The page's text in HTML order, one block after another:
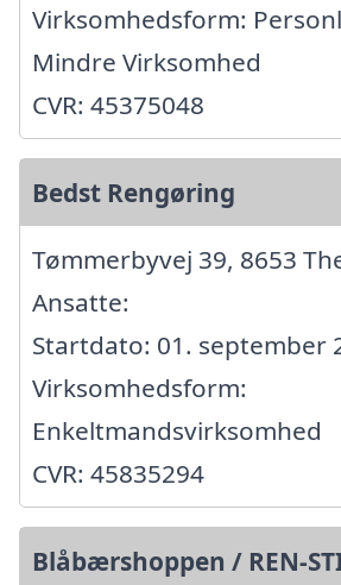
Virksomhedsform:
Mindre Virksomhed
CVR: 45375048
Bedst Rengøring
Tømmerbyvej 39, 8653
Ansatte:
Startdato: 01. september
Virksomhedsform:
Enkeltmandsvirksomhed
CVR: 45835294
Blåbærshoppen / REN-